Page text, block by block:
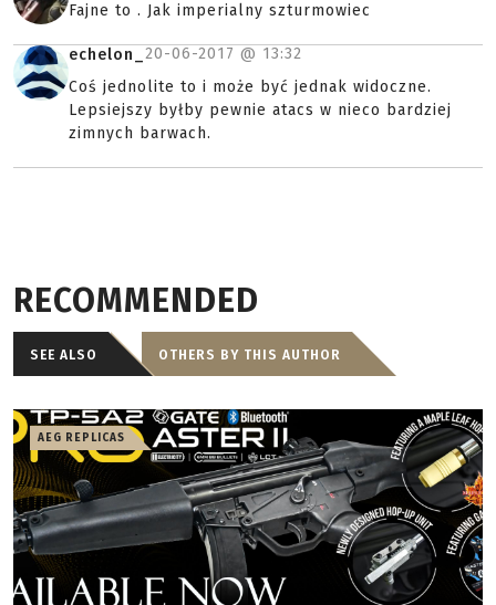
Fajne to . Jak imperialny szturmowiec
echelon_ 20-06-2017 @ 13:32
Coś jednolite to i może być jednak widoczne.
Lepsiejszy byłby pewnie atacs w nieco bardziej
zimnych barwach.
RECOMMENDED
SEE ALSO OTHERS BY THIS AUTHOR
AEG REPLICAS